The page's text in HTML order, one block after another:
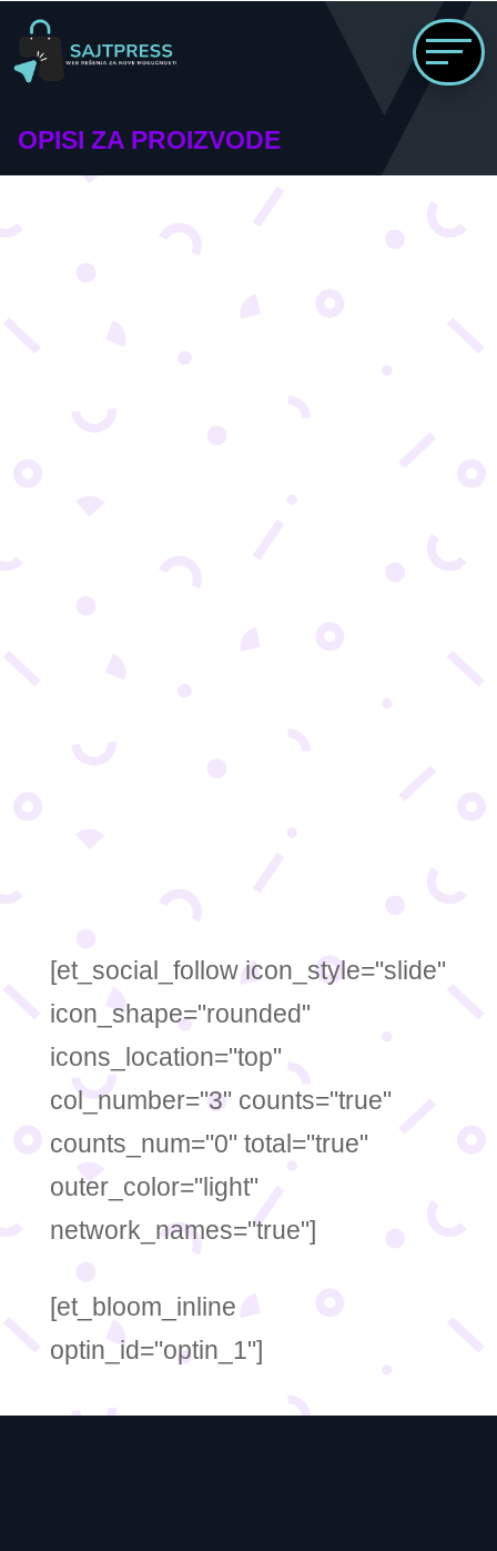
OPISI ZA PROIZVODE
[et_social_follow icon_style="slide"
icon_shape="rounded"
icons_location="top"
col_number="3" counts="true"
counts_num="0" total="true"
outer_color="light"
network_names="true"]
[et_bloom_inline
optin_id="optin_1"]